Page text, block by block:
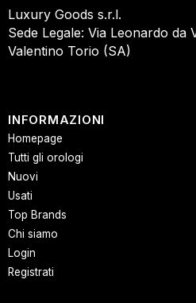
Luxury Goods s.r.l.
Sede Legale: Via Leonardo da
Valentino Torio (SA)
INFORMAZIONI
Homepage
Tutti gli orologi
Nuovi
Usati
Top Brands
Chi siamo
Login
Registrati